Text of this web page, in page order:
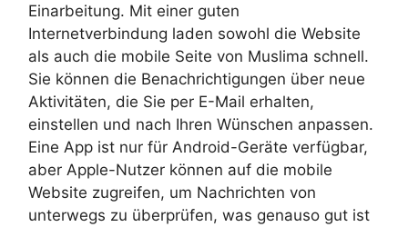
Einarbeitung. Mit einer guten
Internetverbindung laden sowohl die Website
als auch die mobile Seite von Muslima schnell.
Sie können die Benachrichtigungen über neue
Aktivitäten, die Sie per E-Mail erhalten,
einstellen und nach Ihren Wünschen anpassen.
Eine App ist nur für Android-Geräte verfügbar,
aber Apple-Nutzer können auf die mobile
Website zugreifen, um Nachrichten von
unterwegs zu überprüfen, was genauso gut ist